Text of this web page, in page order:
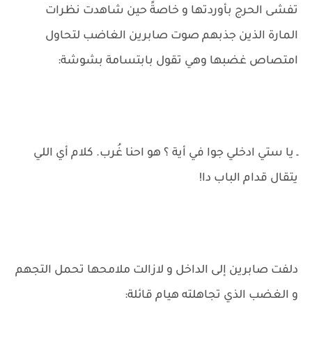
تفشى الحرج بأوردتها و خاصةً حين شاهدت نظرات
المارة الذين جذبهم صوت صابرين الغاضب لتحاول
امتصاص غضبها وهي تقول بابتسامة بشوشة:
ـ يا ستي ادخلي جوا في أية ؟ هو احنا غُرب. كلام أي اللي
يتقال قدام الباب دا!
دلفت صابرين إلى الداخل و لازالت ملامحها تحمل التجهم
و الغضب الذي تجاهلته هيام قائلة: